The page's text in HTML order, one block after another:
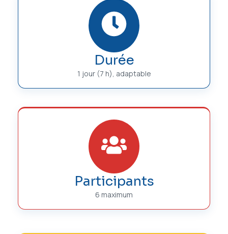
Durée
1 jour (7 h), adaptable
Participants
6 maximum